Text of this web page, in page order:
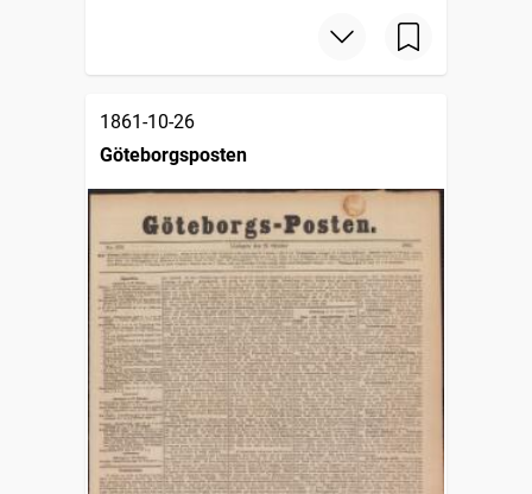
1861-10-26
Göteborgsposten